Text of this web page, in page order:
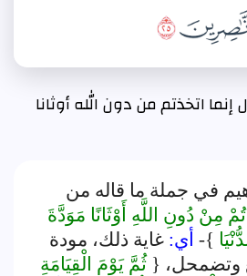
إنما اتخذتم من دون الله أوثانا
في جملة ما قاله من
مِنْ دُونِ اللَّهِ أَوْثَانًا مَوَدَّةَ
}- أي: غاية ذلك، مودة
وتضمحل، { ثُمَّ يَوْمَ الْقِيَامَةِ